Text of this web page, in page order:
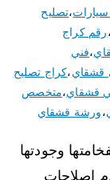
،تصليح
،رقم كراج
،فني
قشقاي،كراج تصليح
قشقاي،متخصص
،ورشة قشقاي
وجودتها
إصلاحات